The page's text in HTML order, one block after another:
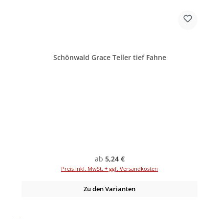
Schönwald Grace Teller tief Fahne
Regulärer Preis:
ab 5,24 €
Preis inkl. MwSt. + ggf. Versandkosten
Zu den Varianten